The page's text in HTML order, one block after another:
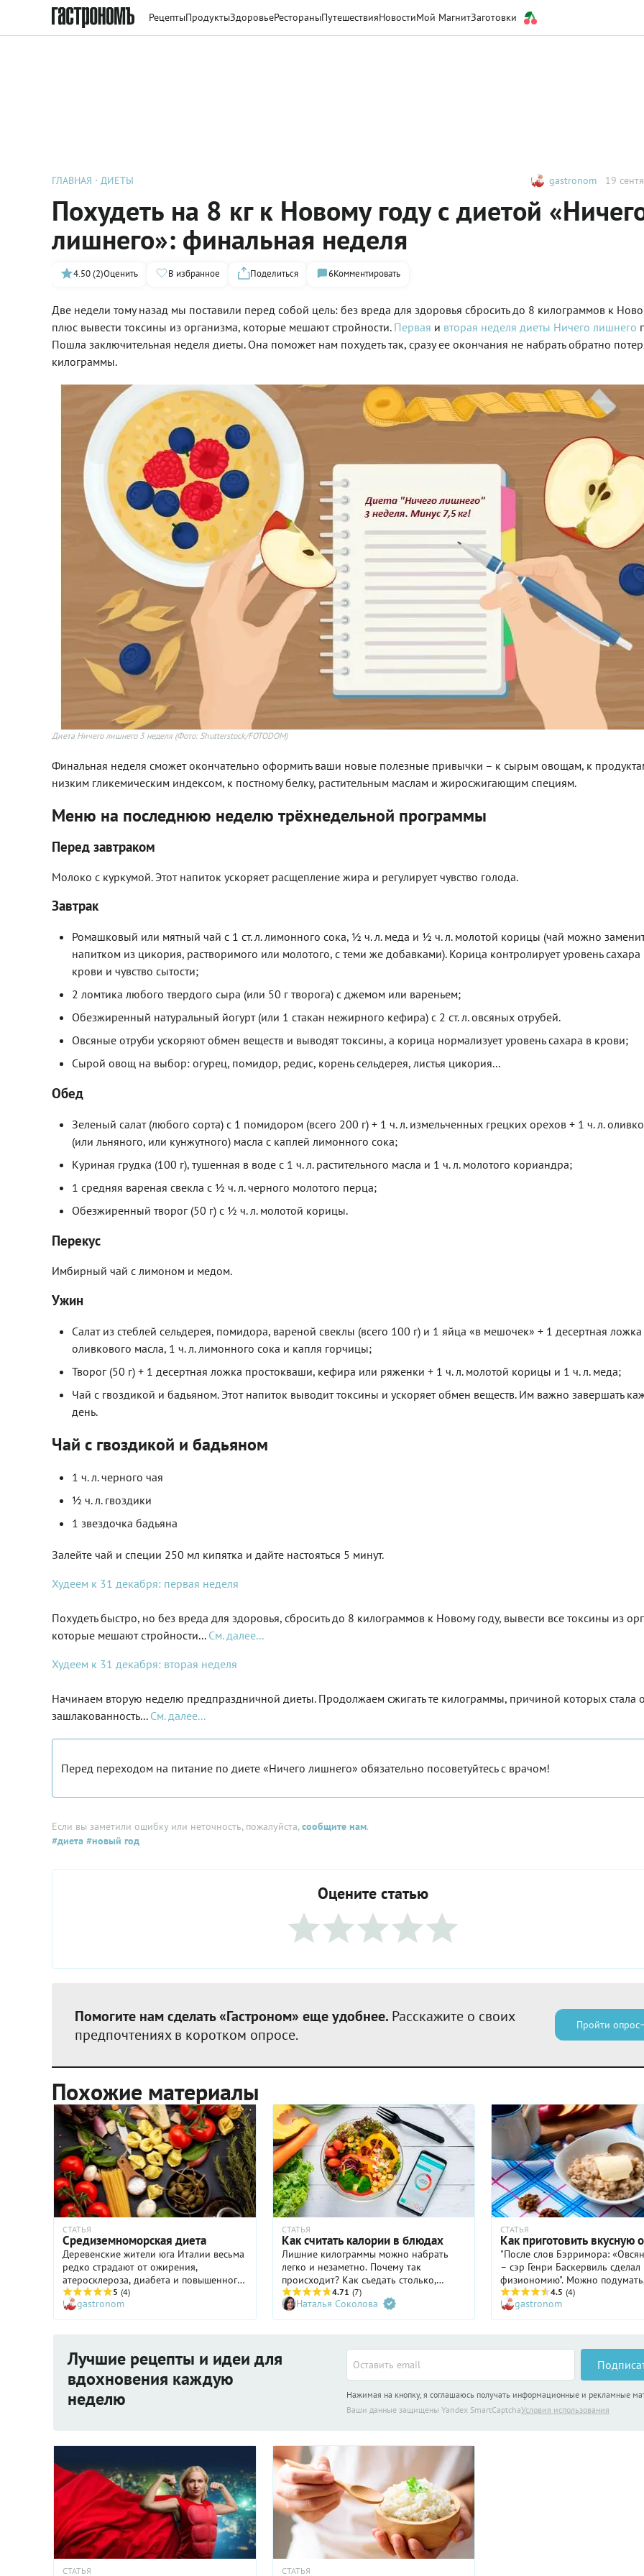
РецептыПродуктыЗдоровьеРестораныПутешествияНовостиМой МагнитЗаготовки
ГЛАВНАЯ ДИЕТЫ gastronom 19
Похудеть на 8 кг к Новому году с диетой
лишнего»: финальная неделя
4.50 (2)Оценить В избранное Поделиться 6Комментировать
Две недели тому назад мы поставили перед собой цель: без вреда для здоровья сбросить до 8 килограммов к
плюс вывести токсины из организма, которые мешают стройности. Первая и вторая неделя диеты Ничего лишнего
Пошла заключительная неделя диеты. Она поможет нам похудеть так, сразу ее окончания не набрать обратно
килограммы.
Диета Ничего лишнего 3 неделя (Фото: Shutterstock/FOTODOM)
Финальная неделя сможет окончательно оформить ваши новые полезные привычки – к сырым овощам, к
низким гликемическим индексом, к постному белку, растительным маслам и жиросжигающим специям.
Меню на последнюю неделю трёхнедельной программы
Перед завтраком
Молоко с куркумой. Этот напиток ускоряет расщепление жира и регулирует чувство голода.
Завтрак
Ромашковый или мятный чай с 1 ст. л. лимонного сока, ½ ч. л. меда и ½ ч. л. молотой корицы (чай можно
напитком из цикория, растворимого или молотого, с теми же добавками). Корица контролирует уровень сахара
крови и чувство сытости;
2 ломтика любого твердого сыра (или 50 г творога) с джемом или вареньем;
Обезжиренный натуральный йогурт (или 1 стакан нежирного кефира) с 2 ст. л. овсяных отрубей.
Овсяные отруби ускоряют обмен веществ и выводят токсины, а корица нормализует уровень сахара в крови;
Сырой овощ на выбор: огурец, помидор, редис, корень сельдерея, листья цикория...
Обед
Зеленый салат (любого сорта) с 1 помидором (всего 200 г) + 1 ч. л. измельченных грецких орехов + 1 ч. л.
(или льняного, или кунжутного) масла с каплей лимонного сока;
Куриная грудка (100 г), тушенная в воде с 1 ч. л. растительного масла и 1 ч. л. молотого кориандра;
1 средняя вареная свекла с ½ ч. л. черного молотого перца;
Обезжиренный творог (50 г) с ½ ч. л. молотой корицы.
Перекус
Имбирный чай с лимоном и медом.
Ужин
Салат из стеблей сельдерея, помидора, вареной свеклы (всего 100 г) и 1 яйца «в мешочек» + 1 десертная ложка
оливкового масла, 1 ч. л. лимонного сока и капля горчицы;
Творог (50 г) + 1 десертная ложка простокваши, кефира или ряженки + 1 ч. л. молотой корицы и 1 ч. л. меда;
Чай с гвоздикой и бадьяном. Этот напиток выводит токсины и ускоряет обмен веществ. Им важно завершать
день.
Чай с гвоздикой и бадьяном
1 ч. л. черного чая
½ ч. л. гвоздики
1 звездочка бадьяна
Залейте чай и специи 250 мл кипятка и дайте настояться 5 минут.
Худеем к 31 декабря: первая неделя
Похудеть быстро, но без вреда для здоровья, сбросить до 8 килограммов к Новому году, вывести все токсины из
которые мешают стройности... См. далее...
Худеем к 31 декабря: вторая неделя
Начинаем вторую неделю предпраздничной диеты. Продолжаем сжигать те килограммы, причиной которых стала
зашлакованность... См. далее...
Перед переходом на питание по диете «Ничего лишнего» обязательно посоветуйтесь с врачом!
Если вы заметили ошибку или неточность, пожалуйста,сообщите нам.
#диета #новый год
Оцените статью
Помогите нам сделать «Гастроном» еще удобнее. Расскажите о своих
предпочтениях в коротком опросе.
Пройти опрос
Похожие материалы
СТАТЬЯ
Средиземноморская диета
Деревенские жители юга Италии весьма
редко страдают от ожирения,
атеросклероза, диабета и повышенного
давления. За это они должны
благодарить свою систему питания,
которую жители других стран назвали
5 (4)
gastronom
СТАТЬЯ
Как считать калории в блюдах
Лишние килограммы можно набрать
легко и незаметно. Почему так
происходит? Как съедать столько,
сколько требуется организму? Нужно ли
следить за соотношением белков,
жиров и углеводов? Как считать
4.71 (7)
Наталья Соколова
СТАТЬЯ
Как приготовить вкусную
"После слов Бэрримора:
– сэр Генри Баскервиль
физиономию". Можно
только мысль о пользе
англичан есть эту кашу на
первых, овсяная каша может
4.5 (4)
gastronom
Лучшие рецепты и идеи для
вдохновения каждую
неделю
Нажимая на кнопку, я соглашаюсь получать информационные и рекламные
Ваши данные защищены Yandex SmartCaptchaУсловия использования
СТАТЬЯ СТАТЬЯ